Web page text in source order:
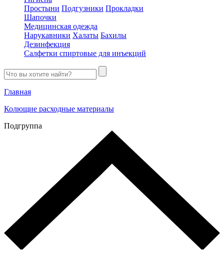
Простыни Подгузники Прокладки
Шапочки
Медицинская одежда
Нарукавники Халаты Бахилы
Дезинфекция
Салфетки спиртовые для инъекций
Главная
Колющие расходные материалы
Подгруппа